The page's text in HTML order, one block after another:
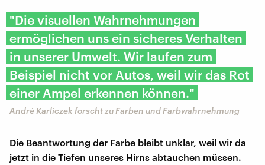
"Die visuellen Wahrnehmungen
ermöglichen uns ein sicheres Verhalten
in unserer Umwelt. Wir laufen zum
Beispiel nicht vor Autos, weil wir das Rot
einer Ampel erkennen können."
André Karliczek forscht zu Farben und Farbwahrnehmung
Die Beantwortung der Farbe bleibt unklar, weil wir da
jetzt in die Tiefen unseres Hirns abtauchen müssen.